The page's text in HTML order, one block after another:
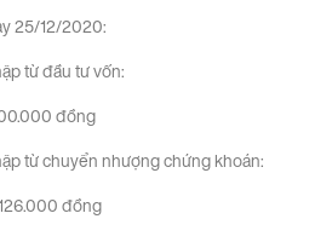
25/12/2020:
từ đầu tư vốn:
đồng
từ chuyển nhượng chứng khoán:
đồng